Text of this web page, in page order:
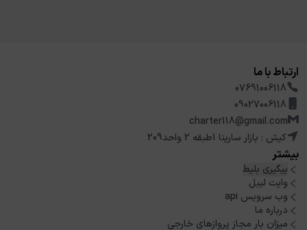
ارتباط با ما
07691006118
09027006118
charter118@gmail.com
کیش : بازار سارینا 1طبقه 2 واحد209
بیشتر
پیگیری بلیط
وایت لیبل
وب سرویس api
درباره ما
میزان بار مجاز پروازهای خارجی